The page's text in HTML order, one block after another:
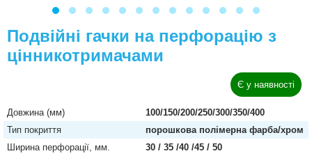
Подвійні гачки на перфорацію з
цінникотримачами
Є у наявності
Довжина (мм)
100/150/200/250/300/350/400
Тип покриття
порошкова полімерна фарба/хром
Ширина перфорації, мм.
30 / 35 /40 /45 / 50